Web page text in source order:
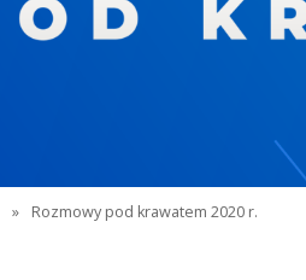
» Rozmowy pod krawatem 2020 r.